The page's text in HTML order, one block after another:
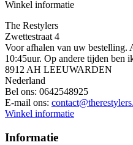
Winkel informatie
The Restylers
Zwettestraat 4
Voor afhalen van uw bestelling.
10:45uur. Op andere tijden ben
8912 AH LEEUWARDEN
Nederland
Bel ons: 0642548925
E-mail ons:
Winkel informatie
Informatie